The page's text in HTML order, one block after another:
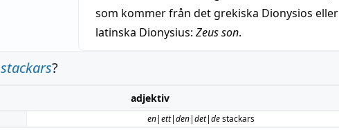
som kommer från det grekiska Dionysios eller
latinska Dionysius: Zeus son.
stackars?
adjektiv
en|ett|den|det|destackars